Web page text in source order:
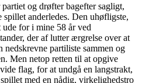
og drøfter bagefter sagligt,
spillet anderledes. Den uhøfligste,
for i mine 58 år ved
der af lutter ærgrelse over at
nedskrevne partiliste sammen og
Men netop retten til at opgive
flag, for at undgå en langstrakt,
med en nådig, virkelighedstro